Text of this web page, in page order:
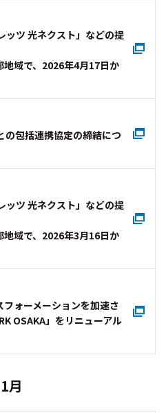
ッツ 光ネクスト」などの提
域で、2026年4月17日か
包括連携協定の締結につ
ッツ 光ネクスト」などの提
域で、2026年3月16日か
ォーメーションを加速さ
OSAKA」をリニューアル
1月